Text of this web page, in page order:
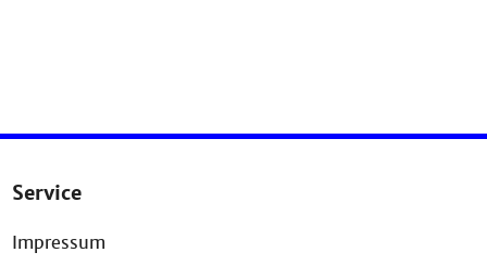
Service
Impressum